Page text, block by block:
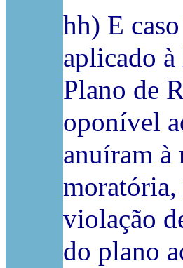
hh) E
aplicado
Plano de
oponível
anuíram à
moratória,
violação
do plano